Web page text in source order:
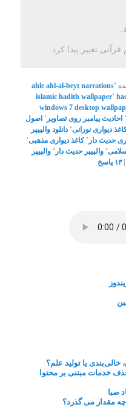
تغییر پیدا کرد.
ahl-al-beyt narrations٬
ahle
hadith wallpaper٬
islamic
windows 7 desktop
٬ احادیث پیامبر روی تصاویر ٬ اصول
دیواری نورانی٬ دانلود والپیپر
حدیث دار ٬ کاغذ دیواری مذهبی٬
٬ والپیپر حدیث دار ٬ والپیپر
|۱۳ پاسخ
یا تولید علم؟
خدمات مبتنی بر محتوا
صبا
مقدار می گذرد؟